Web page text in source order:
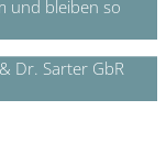
und bleiben so
Dr. Sarter GbR